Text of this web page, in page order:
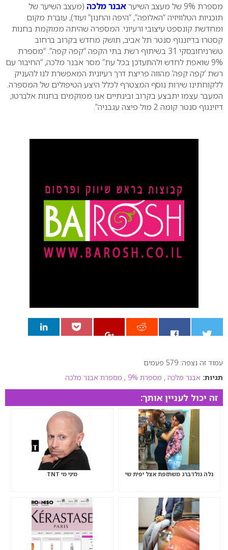
מספרת 9% של מעצב השיער אבנר מלכה (מעצב השיער של
תוכניות הטלוויזיה “האלופה”, “היפה והחנון” ועוד), עוברת מקום
ומחדשת קונספט עיצובי ורעיוני. המספרה שהיתה ממוקמת בחנות
קסטרו בדיזנגוף סנטר תל אביב, תושק מחדש בקרוב ברחוב
טשרניחובסקי 31 בשיתוף רשת בתי הקפה “קפה קפה”.
“מספרת
9% שואפת לחדש ולהתעדכן בכל עת” מסר אבנר מלכה, “החיבור עם
רשת ’קפה קפה’ מהווה פריצת דרך רעיונית המאפשרת לנו להעניק
ללקוחתינו שירות נוסף המצטרף לכלל היצע הטיפולים של המספרה.
המעבר עצמו יתבצע בקרוב ובינתיים אנו ממוקמים בחנות אלברטו,
דיזינגוף סנטר קומה 2 מול פיצה עגבניה”.
0עמוד זה נצפה: 579 פעמים
תגיות: אבנר מלכה , מספרת 9% , מספרת אבנר מלכה
זה יכול לעניין אותך:
נלה גולדברג משתזפת אצל יפית שי מיני מי TNT